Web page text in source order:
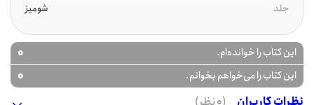
جلد
شومیز
این کتاب را خوانده‌ام. 0
این کتاب را می‌خواهم بخوانم.
0